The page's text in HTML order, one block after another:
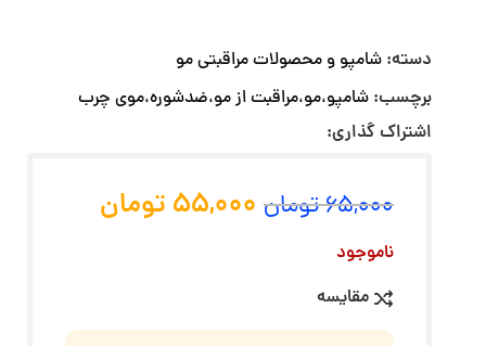
دسته: شامپو و محصولات مراقبتی مو
برچسب: شامپو،مو،مراقبت از مو،ضدشوره،موی چرب
اشتراک گذاری:
65,000تومان 55,000 تومان
ناموجود
مقایسه